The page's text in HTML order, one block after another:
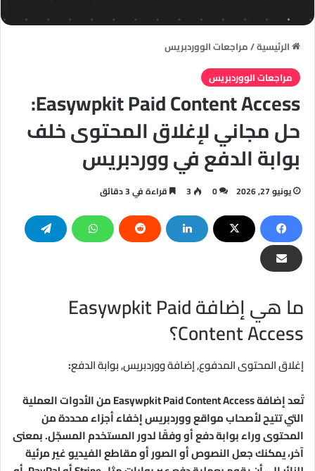
الرئيسية/مراجعات الووردبريس
مراجعات الووردبريس
Easywpkit Paid Content Access:
حل مجاني لإغلاق المحتوى خلف
بوابة الدفع في ووردبريس
يونيو 27, 2026 0
3 قراءة في 3 دقائق
ما هي إضافة Easywpkit Paid
Content Access؟
إغلاق المحتوى المدفوع, إضافة ووردبريس, بوابة الدفع:
تُعد إضافة Easywpkit Paid Content Access من الأدوات العملية
التي تتيح لأصحاب مواقع ووردبريس إخفاء أجزاء محددة من
المحتوى وراء بوابة دفع أو وفقًا لدور المستخدم المسجّل. بمعنى
آخر، يمكنك جعل النصوص أو الصور أو مقاطع الفيديو غير مرئية